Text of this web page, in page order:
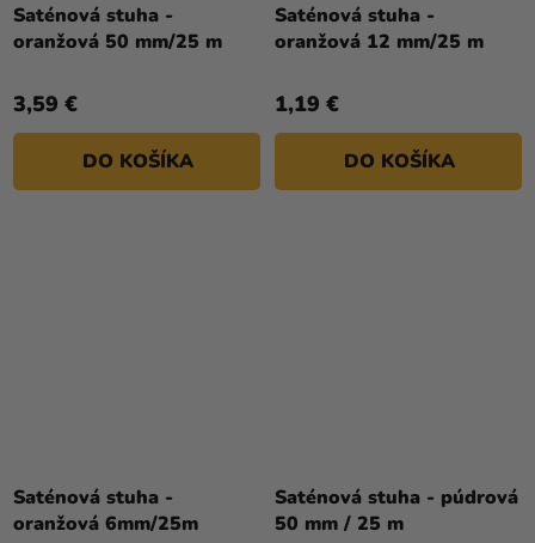
Saténová stuha -
oranžová 50 mm/25 m
3,59 €
DO KOŠÍKA
Saténová stuha -
oranžová 12 mm/25 m
1,19 €
DO KOŠÍKA
Saténová stuha -
oranžová 6mm/25m
Saténová stuha - púdrová
50 mm / 25 m